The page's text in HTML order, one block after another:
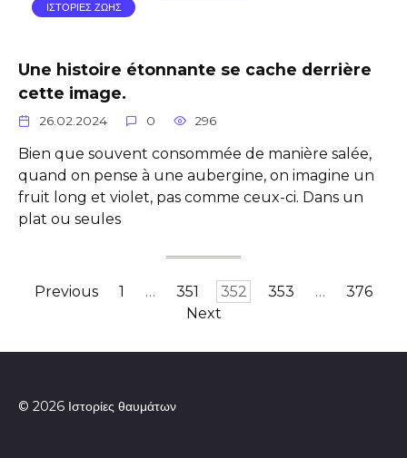
ΙΣΤΟΡΙΕΣ ΖΩΗΣ
Une histoire étonnante se cache derrière
cette image.
26.02.2024 0 296
Bien que souvent consommée de manière salée,
quand on pense à une aubergine, on imagine un
fruit long et violet, pas comme ceux-ci. Dans un
plat ou seules
Posts
Previous 1 … 351 352 353 …
376
Next
© 2026 Ιστορίες θαυμάτων